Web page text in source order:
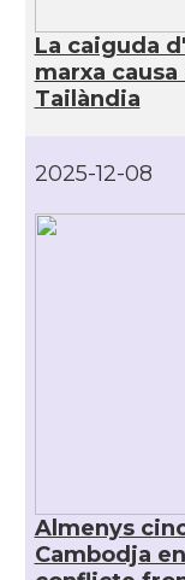
La caiguda
marxa
Tailàndia
2025-12-08
Almenys
Cambodja